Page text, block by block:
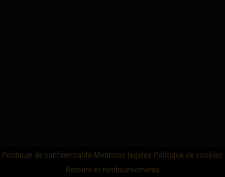
Politique de confidentialité Mentions legales Politique de cookies
Retours et remboursements